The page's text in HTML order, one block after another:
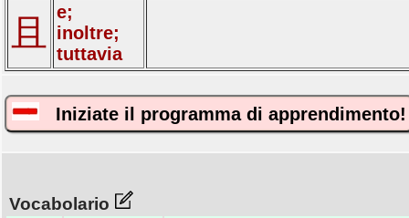
且
e;
inoltre;
tuttavia
Iniziate il programma di apprendimento!
Vocabolario